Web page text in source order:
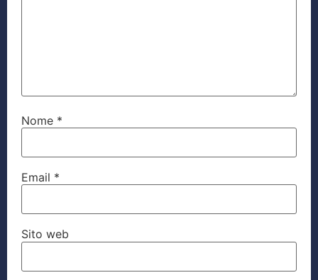
Nome *
Email *
Sito web